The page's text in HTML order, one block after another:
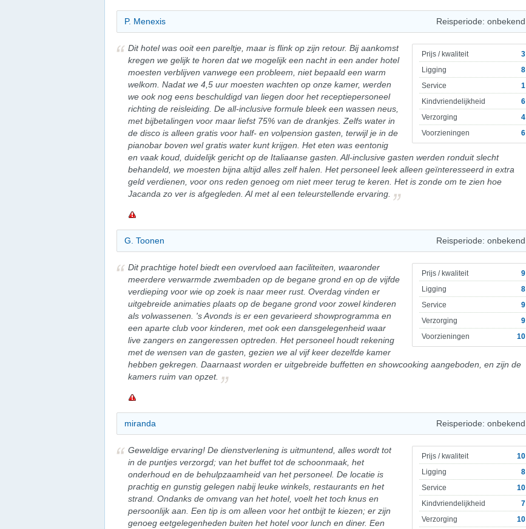
P. Menexis Reisperiode: onbekend
Prijs / kwaliteit
3
Ligging
8
Service
1
Kindvriendelijkheid
6
Verzorging
4
Voorzieningen
6
Dit hotel was ooit een pareltje, maar is flink op zijn retour. Bij aankomst
kregen we gelijk te horen dat we mogelijk een nacht in een ander hotel
moesten verblijven vanwege een probleem, niet bepaald een warm
welkom. Nadat we 4,5 uur moesten wachten op onze kamer, werden
we ook nog eens beschuldigd van liegen door het receptiepersoneel
richting de reisleiding. De all-inclusive formule bleek een wassen neus,
met bijbetalingen voor maar liefst 75% van de drankjes. Zelfs water in
de disco is alleen gratis voor half- en volpension gasten, terwijl je in de
pianobar boven wel gratis water kunt krijgen. Het eten was eentonig
en vaak koud, duidelijk gericht op de Italiaanse gasten. All-inclusive gasten werden ronduit slecht
behandeld, we moesten bijna altijd alles zelf halen. Het personeel leek alleen geïnteresseerd in extra
geld verdienen, voor ons reden genoeg om niet meer terug te keren. Het is zonde om te zien hoe
Jacanda zo ver is afgegleden. Al met al een teleurstellende ervaring.
G. Toonen Reisperiode: onbekend
Prijs / kwaliteit
9
Ligging
8
Service
9
Verzorging
9
Voorzieningen
10
Dit prachtige hotel biedt een overvloed aan faciliteiten, waaronder
meerdere verwarmde zwembaden op de begane grond en op de vijfde
verdieping voor wie op zoek is naar meer rust. Overdag vinden er
uitgebreide animaties plaats op de begane grond voor zowel kinderen
als volwassenen. 's Avonds is er een gevarieerd showprogramma en
een aparte club voor kinderen, met ook een dansgelegenheid waar
live zangers en zangeressen optreden. Het personeel houdt rekening
met de wensen van de gasten, gezien we al vijf keer dezelfde kamer
hebben gekregen. Daarnaast worden er uitgebreide buffetten en showcooking aangeboden, en zijn de
kamers ruim van opzet.
miranda Reisperiode: onbekend
Prijs / kwaliteit
10
Ligging
8
Service
10
Kindvriendelijkheid
7
Verzorging
10
Geweldige ervaring! De dienstverlening is uitmuntend, alles wordt tot
in de puntjes verzorgd; van het buffet tot de schoonmaak, het
onderhoud en de behulpzaamheid van het personeel. De locatie is
prachtig en gunstig gelegen nabij leuke winkels, restaurants en het
strand. Ondanks de omvang van het hotel, voelt het toch knus en
persoonlijk aan. Een tip is om alleen voor het ontbijt te kiezen; er zijn
genoeg eetgelegenheden buiten het hotel voor lunch en diner. Een